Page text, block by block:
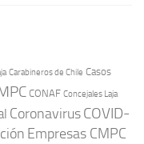
Carabineros de Chile Casos
CONAF Concejales Laja
CoronavirusCOVID-
Empresas CMPC